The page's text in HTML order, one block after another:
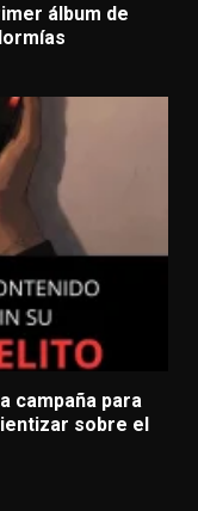
álbum de
campaña para
sobre el